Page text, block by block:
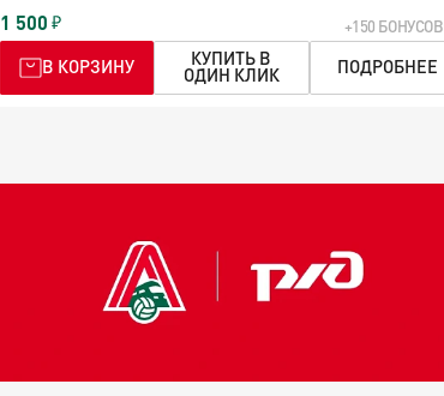
1 500 +150 БОНУСОВ
В КОРЗИНУ
КУПИТЬ В
ОДИН КЛИК
ПОДРОБНЕЕ